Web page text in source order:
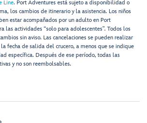
Line. Port Adventures está sujeto a disponibilidad o
los cambios de itinerario y la asistencia. Los niños
estar acompañados por un adulto en Port
las actividades “solo para adolescentes”. Todos los
sin aviso. Las cancelaciones se pueden realizar
fecha de salida del crucero, a menos que se indique
específica. Después de ese período, todas las
y no son reembolsables.